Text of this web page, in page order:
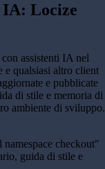
IA: Locize
assistenti IA nel
e qualsiasi altro client
e pubblicate
di stile e memoria di
ambiente di sviluppo.
checkout"
guida di stile e